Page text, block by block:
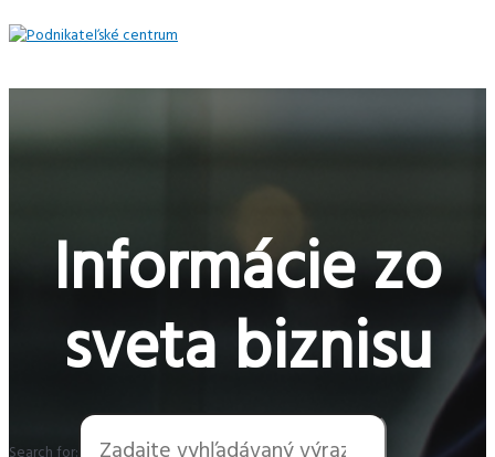
Preskočiť
na
Menu
Informácie zo
sveta biznisu